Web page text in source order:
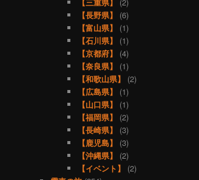
【長野県】
(6)
【富山県】
(1)
【石川県】
(1)
【京都府】
(4)
【奈良県】
(1)
【和歌山県】
(2)
【広島県】
(1)
【山口県】
(1)
【福岡県】
(2)
【長崎県】
(3)
【鹿児島】
(3)
【沖縄県】
(2)
【イベント】
(2)